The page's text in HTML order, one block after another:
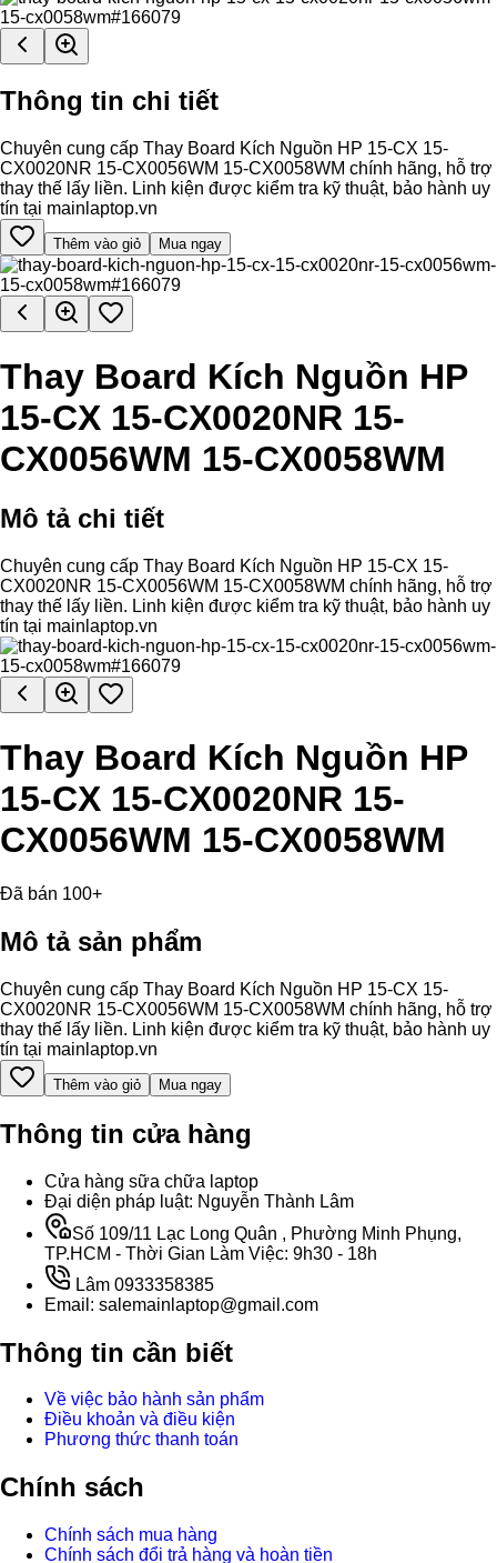
Thông tin chi tiết
Chuyên cung cấp Thay Board Kích Nguồn HP 15-CX 15-
CX0020NR 15-CX0056WM 15-CX0058WM chính hãng, hỗ trợ
thay thế lấy liền. Linh kiện được kiểm tra kỹ thuật, bảo hành uy
tín tại mainlaptop.vn
Thêm vào giỏ Mua ngay
Thay Board Kích Nguồn HP
15-CX 15-CX0020NR 15-
CX0056WM 15-CX0058WM
Mô tả chi tiết
Chuyên cung cấp Thay Board Kích Nguồn HP 15-CX 15-
CX0020NR 15-CX0056WM 15-CX0058WM chính hãng, hỗ trợ
thay thế lấy liền. Linh kiện được kiểm tra kỹ thuật, bảo hành uy
tín tại mainlaptop.vn
Thay Board Kích Nguồn HP
15-CX 15-CX0020NR 15-
CX0056WM 15-CX0058WM
Đã bán 100+
Mô tả sản phẩm
Chuyên cung cấp Thay Board Kích Nguồn HP 15-CX 15-
CX0020NR 15-CX0056WM 15-CX0058WM chính hãng, hỗ trợ
thay thế lấy liền. Linh kiện được kiểm tra kỹ thuật, bảo hành uy
tín tại mainlaptop.vn
Thêm vào giỏ Mua ngay
Thông tin cửa hàng
Cửa hàng sữa chữa laptop
Đại diện pháp luật: Nguyễn Thành Lâm
Số 109/11 Lạc Long Quân , Phường Minh Phụng,
TP.HCM - Thời Gian Làm Việc: 9h30 - 18h
Lâm 0933358385
Email: salemainlaptop@gmail.com
Thông tin cần biết
Về việc bảo hành sản phẩm
Điều khoản và điều kiện
Phương thức thanh toán
Chính sách
Chính sách mua hàng
Chính sách đổi trả hàng và hoàn tiền